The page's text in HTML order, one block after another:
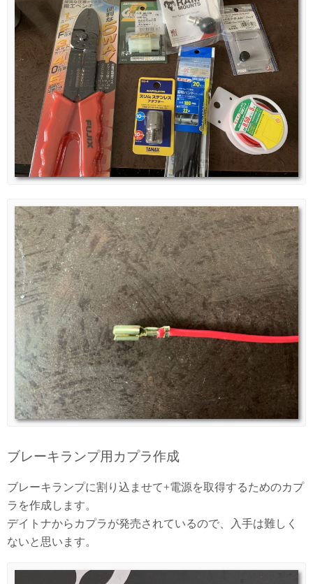
ブレーキランプ用カプラ作成
ブレーキランプに割り込ませて+電源を取得するためのカプ
ラを作成します。
デイトナからカプラが発売されているので、入手は難しく
ないと思います。